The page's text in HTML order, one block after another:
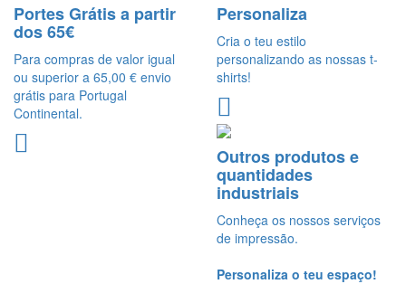
Portes Grátis a partir
dos 65€
Para compras de valor igual
ou superior a 65,00 € envio
grátis para Portugal
Continental.
Personaliza
Cria o teu estilo
personalizando as nossas t-
shirts!
Outros produtos e
quantidades
industriais
Conheça os nossos serviços
de impressão.
Personaliza o teu espaço!